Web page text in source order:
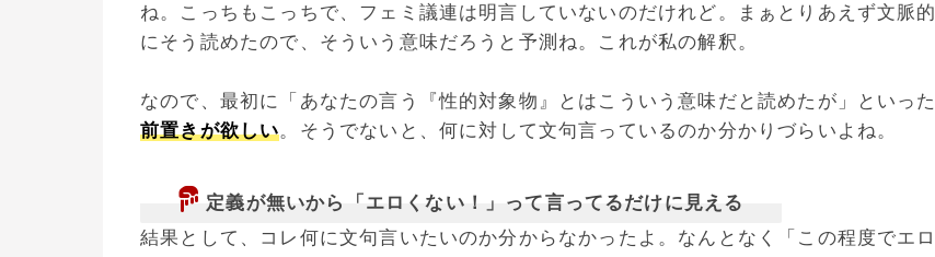
ね。こっちもこっちで、フェミ議連は明言していないのだけれど。まぁとりあえず文脈的
にそう読めたので、そういう意味だろうと予測ね。これが私の解釈。
なので、最初に「あなたの言う『性的対象物』とはこういう意味だと読めたが」といった
前置きが欲しい。そうでないと、何に対して文句言っているのか分かりづらいよね。
定義が無いから「エロくない！」って言ってるだけに見える
結果として、コレ何に文句言いたいのか分からなかったよ。なんとなく「この程度でエロ